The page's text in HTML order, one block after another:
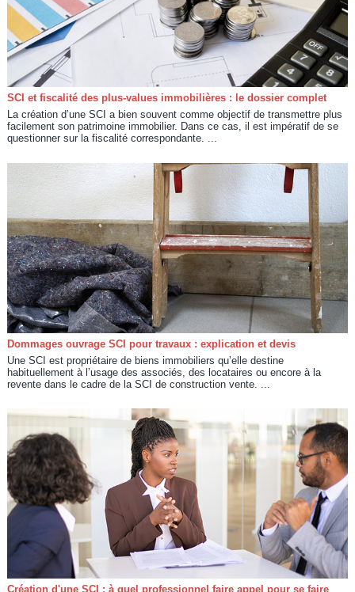
SCI et fiscalité des plus-values immobilières : le dossier complet
La création d’une SCI a bien souvent comme objectif de transmettre plus
facilement son patrimoine immobilier. Dans ce cas, il est impératif de se
questionner sur la fiscalité correspondante. ...
Dommages ouvrage SCI pour travaux : explication et devis
Une SCI est propriétaire de biens immobiliers qu’elle destine
habituellement à l’usage des associés, des locataires ou encore à la
revente dans le cadre de la SCI de construction vente. ...
Création d'une SCI : à quel professionnel faire appel pour se faire